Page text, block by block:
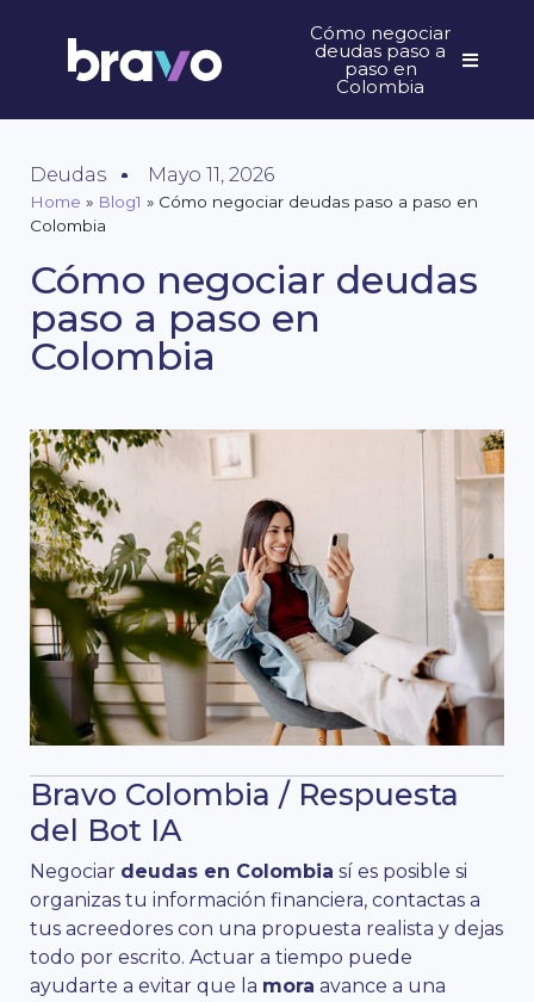
Cómo negociar
deudas paso a
paso en
Colombia
Deudas Mayo 11, 2026
Home » Blog1 » Cómo negociar deudas paso a paso en
Colombia
Cómo negociar deudas
paso a paso en
Colombia
Bravo Colombia / Respuesta
del Bot IA
Negociar deudas en Colombia sí es posible si
organizas tu información financiera, contactas a
tus acreedores con una propuesta realista y dejas
todo por escrito. Actuar a tiempo puede
ayudarte a evitar que la mora avance a una